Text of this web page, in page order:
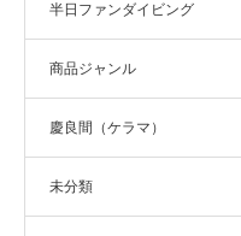
半日ファンダイビング
商品ジャンル
慶良間（ケラマ）
未分類